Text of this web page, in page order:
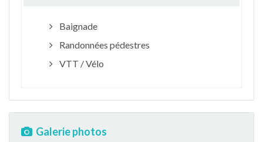
Baignade
Randonnées pédestres
VTT / Vélo
Galerie photos